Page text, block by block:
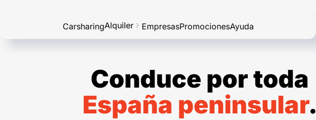
CarsharingAlquiler EmpresasPromocionesAyuda
Conduce por toda
España peninsular.